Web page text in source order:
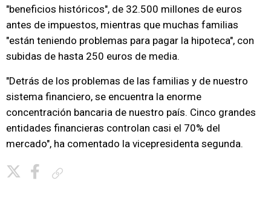
"beneficios históricos", de 32.500 millones de euros
antes de impuestos, mientras que muchas familias
"están teniendo problemas para pagar la hipoteca", con
subidas de hasta 250 euros de media.
"Detrás de los problemas de las familias y de nuestro
sistema financiero, se encuentra la enorme
concentración bancaria de nuestro país. Cinco grandes
entidades financieras controlan casi el 70% del
mercado", ha comentado la vicepresidenta segunda.